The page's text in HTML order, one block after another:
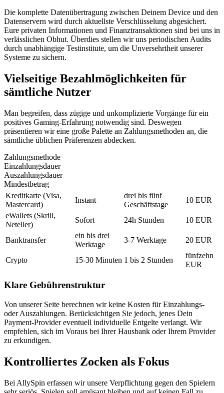
Die komplette Datenübertragung zwischen Deinem Device und den
Datenservern wird durch aktuellste Verschlüsselung abgesichert.
Eure privaten Informationen und Finanztransaktionen sind bei uns in
verlässlichen Obhut. Überdies stellen wir uns periodischen Audits
durch unabhängige Testinstitute, um die Unversehrtheit unserer
Systeme zu sichern.
Vielseitige Bezahlmöglichkeiten für
sämtliche Nutzer
Man begreifen, dass zügige und unkomplizierte Vorgänge für ein
positives Gaming-Erfahrung notwendig sind. Deswegen
präsentieren wir eine große Palette an Zahlungsmethoden an, die
sämtliche üblichen Präferenzen abdecken.
Zahlungsmethode
Einzahlungsdauer
Auszahlungsdauer
Mindestbetrag
Kreditkarte (Visa,
Mastercard)
Instant
drei bis fünf
Geschäftstage
10 EUR
eWallets (Skrill,
Neteller)
Sofort 24h Stunden 10 EUR
Banktransfer
ein bis drei
Werktage
3-7 Werktage 20 EUR
Crypto 15-30 Minuten 1 bis 2 Stunden
fünfzehn
EUR
Klare Gebührenstruktur
Von unserer Seite berechnen wir keine Kosten für Einzahlungs-
oder Auszahlungen. Berücksichtigen Sie jedoch, jenes Dein
Payment-Provider eventuell individuelle Entgelte verlangt. Wir
empfehlen, sich im Voraus bei Ihrer Hausbank oder Ihrem Provider
zu erkundigen.
Kontrolliertes Zocken als Fokus
Bei AllySpin erfassen wir unsere Verpflichtung gegen den Spielern